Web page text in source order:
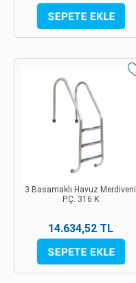
3 Basamaklı Havuz Merdiveni
P.Ç. 316 K
14.634,52 TL